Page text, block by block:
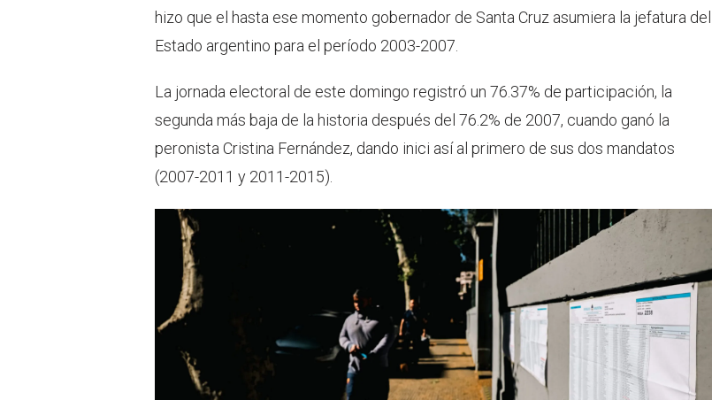
hizo que el hasta ese momento gobernador de Santa Cruz asumiera la jefatura del
Estado argentino para el período 2003-2007.
La jornada electoral de este domingo registró un 76.37% de participación, la
segunda más baja de la historia después del 76.2% de 2007, cuando ganó la
peronista Cristina Fernández, dando inici así al primero de sus dos mandatos
(2007-2011 y 2011-2015).